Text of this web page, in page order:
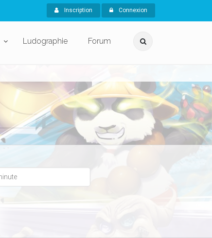
Inscription Connexion
Ludographie Forum